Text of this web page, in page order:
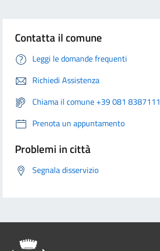
Contatta il comune
Leggi le domande frequenti
Richiedi Assistenza
Chiama il comune +39 081 8387111
Prenota un appuntamento
Problemi in città
Segnala disservizio